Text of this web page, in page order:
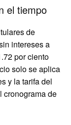
el tiempo
de
intereses a
por ciento
solo se aplica
y la tarifa del
cronograma de